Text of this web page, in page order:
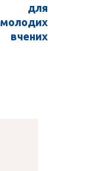
для
молодих
вчених